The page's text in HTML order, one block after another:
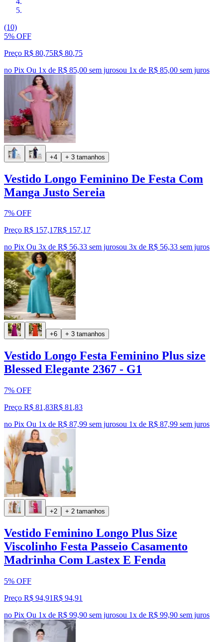
(10)
5% OFF
Preço R$ 80,75R$ 80,75
no Pix Ou 1x de R$ 85,00 sem jurosou 1x de R$ 85,00 sem juros
+4 + 3 tamanhos
Vestido Longo Feminino De Festa Com
Manga Justo Sereia
7% OFF
Preço R$ 157,17R$ 157,17
no Pix Ou 3x de R$ 56,33 sem jurosou 3x de R$ 56,33 sem juros
+6 + 3 tamanhos
Vestido Longo Festa Feminino Plus size
Blessed Elegante 2367 - G1
7% OFF
Preço R$ 81,83R$ 81 ,83
no Pix Ou 1x de R$ 87,99 sem jurosou 1x de R$ 87,99 sem juros
+2 + 2 tamanhos
Vestido Feminino Longo Plus Size
Viscolinho Festa Passeio Casamento
Madrinha Com Lastex E Fenda
5% OFF
Preço R$ 94,91R$ 94,91
no Pix Ou 1x de R$ 99,90 sem jurosou 1x de R$ 99,90 sem juros